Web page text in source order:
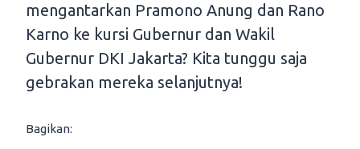
mengantarkan Pramono Anung dan Rano
Karno ke kursi Gubernur dan Wakil
Gubernur DKI Jakarta? Kita tunggu saja
gebrakan mereka selanjutnya!
Bagikan: